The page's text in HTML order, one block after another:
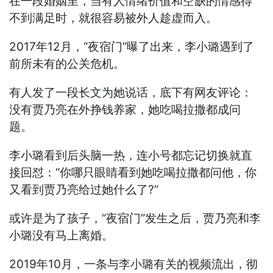
不到满足时，就很容易被外人趁虚而入。
2017年12月，“夜宿门”曝了出来，李小璐遇到了
前所未有的公关危机。
有人发了一段长文为她说话，底下有网友评论：
没有贾乃亮在外挣钱养家，她吃喝拉撒都成问
题。
李小璐看到后头脑一热，连小号都忘记切换就直
接回怼：“你哪只眼睛看到她吃喝拉撒都问他，你
又看到贾乃亮给过她什么了?”
或许是为了孩子，“夜宿门”发生之后，贾乃亮和李
小璐没有马上离婚。
2019年10月，一条与李小璐有关的视频流出，彻